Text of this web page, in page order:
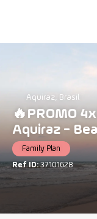
Aquiraz, Brasil
🔥PROMO
Aquiraz -
Family Plan
Ref ID:37101628